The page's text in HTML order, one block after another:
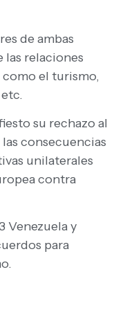
de ambas
las relaciones
como el turismo,
su rechazo al
consecuencias
unilaterales
contra
Venezuela y
para